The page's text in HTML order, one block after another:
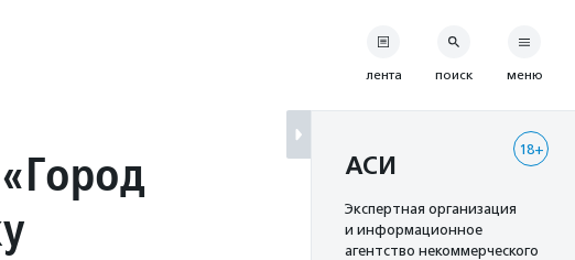
лента поиск меню
18+
АСИ
Экспертная организация
и информационное
агентство некоммерческого